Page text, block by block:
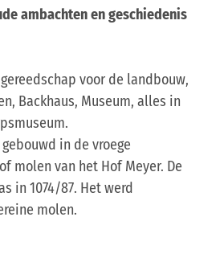
ambachten en geschiedenis
voor de landbouw,
Backhaus, Museum, alles in
in de vroege
molen van het Hof Meyer. De
in 1074/87. Het werd
molen.